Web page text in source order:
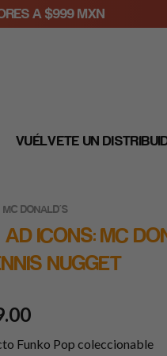
A $999 MXN
VUÉLVETE UN
MC DONALD'S
AD ICONS: MC
NUGGET
Funko Pop coleccionable